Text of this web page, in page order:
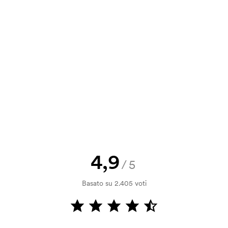
al momento della stampa.
da stampare. Se ripeti lo stesso
4,9/5
Basato su 2.405 voti